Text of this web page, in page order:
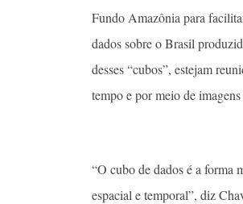
Fundo Amazônia para
dados sobre o Brasil
desses “cubos”, estejam
tempo e por meio de
“O cubo de dados é a forma
espacial e temporal”, diz